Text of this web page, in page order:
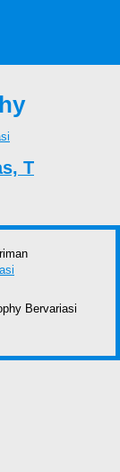
T
Bervariasi